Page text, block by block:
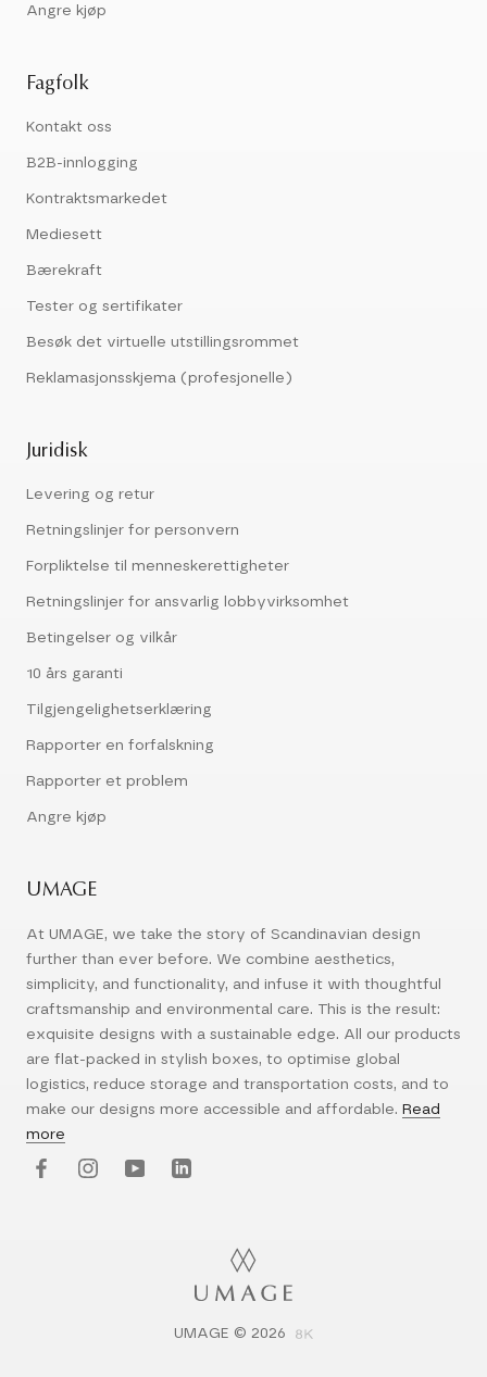
Angre kjøp
Fagfolk
Kontakt oss
B2B-innlogging
Kontraktsmarkedet
Mediesett
Bærekraft
Tester og sertifikater
Besøk det virtuelle utstillingsrommet
Reklamasjonsskjema (profesjonelle)
Juridisk
Levering og retur
Retningslinjer for personvern
Forpliktelse til menneskerettigheter
Retningslinjer for ansvarlig lobbyvirksomhet
Betingelser og vilkår
10 års garanti
Tilgjengelighetserklæring
Rapporter en forfalskning
Rapporter et problem
Angre kjøp
UMAGE
At UMAGE, we take the story of Scandinavian design
further than ever before. We combine aesthetics,
simplicity, and functionality, and infuse it with thoughtful
craftsmanship and environmental care. This is the result:
exquisite designs with a sustainable edge. All our products
are flat-packed in stylish boxes, to optimise global
logistics, reduce storage and transportation costs, and to
make our designs more accessible and affordable. Read
more
UMAGE © 2026